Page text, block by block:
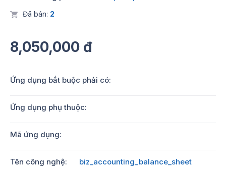
Đã bán: 2
8,050,000 đ
Ứng dụng bắt buộc phải có:
Ứng dụng phụ thuộc:
Mã ứng dụng:
Tên công nghệ: biz_accounting_balance_sheet